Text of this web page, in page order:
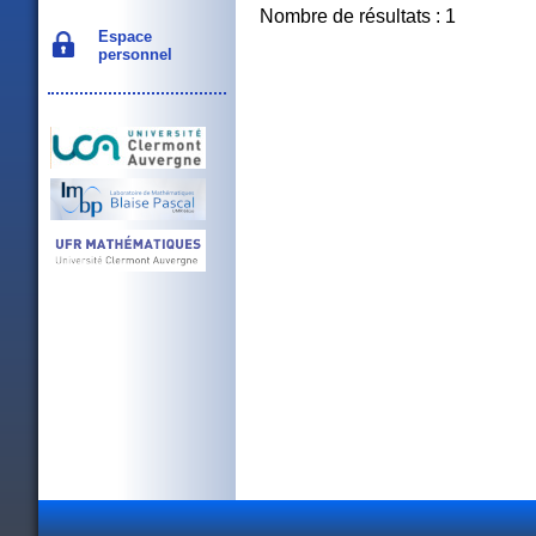
Espace
personnel
Nombre de résultats : 1